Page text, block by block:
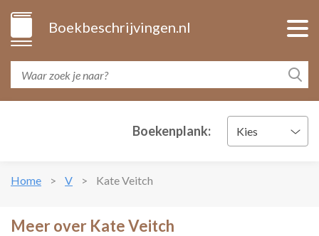
Boekbeschrijvingen.nl
Boekenplank: Kies
Home V Kate Veitch
Meer over Kate Veitch